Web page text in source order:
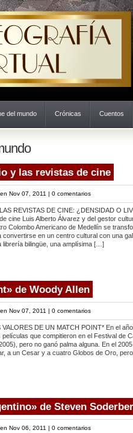
del mundo Crónicas Cuentos
y las revistas de cine
en Nov 07, 2011 | 0 comentarios
REVISTAS DE CINE: ¿DENSIDAD O
cine Luis Alberto Álvarez y del gestor
Colombo Americano de Medellín se
convertirse en un centro cultural con una
librería bilingüe, una amplísima […]
de Woody Allen
en Nov 07, 2011 | 0 comentarios
DE UN MATCH POINT* En el
que compitieron en el Festival de
pero no ganó palma alguna. En el
a un Cesar y a cuatro Globos de Oro,
de Steven
en Nov 06, 2011 | 0 comentarios